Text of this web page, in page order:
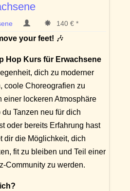
140 € *
your feet! 🎶
Hop Kurs für Erwachsene
dich zu moderner
coole Choreografien zu
einer lockeren Atmosphäre
Tanzen neu für dich
oder bereits Erfahrung hast
dir die Möglichkeit, dich
fit zu bleiben und Teil einer
Community zu werden.